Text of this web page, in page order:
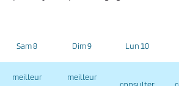
Sam 8
meilleur
Dim 9
meilleur
Lun 10